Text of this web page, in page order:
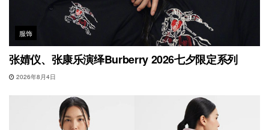
服饰
张婧仪、张康乐演绎Burberry 2026七夕限定系列
2026年8月4日